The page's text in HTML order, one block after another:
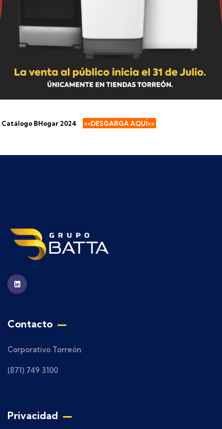
Catálogo BHogar 2024 <<DESGARGA AQUÍ>>
Contacto
Corporativo Torreón:
(871) 749 3100
Privacidad